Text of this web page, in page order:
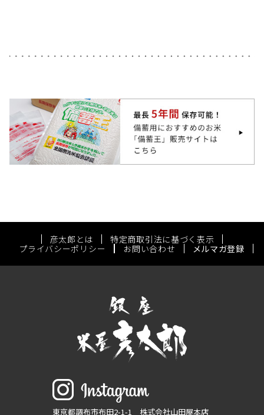
彦太郎とは
特定商取引法に基づく表示
プライバシーポリシー
お問い合わせ メルマガ登録
東京都調布市布田2-1-1 株式会社山田屋本店